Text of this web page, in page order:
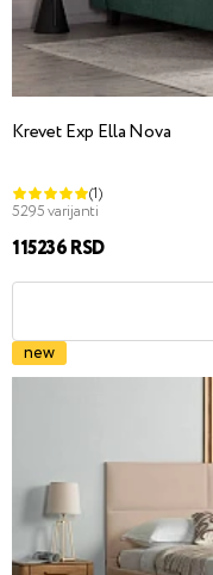
Krevet Exp Ella Nova
(1)
5295 varijanti
115236 RSD
new